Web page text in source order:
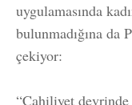
uygulamasında
bulunmadığına
çekiyor:
“Cahiliyet devrinde